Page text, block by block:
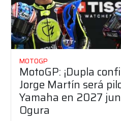
MOTOGP
MotoGP: ¡Dupla
Jorge Martín será
Yamaha en 2027
Ogura